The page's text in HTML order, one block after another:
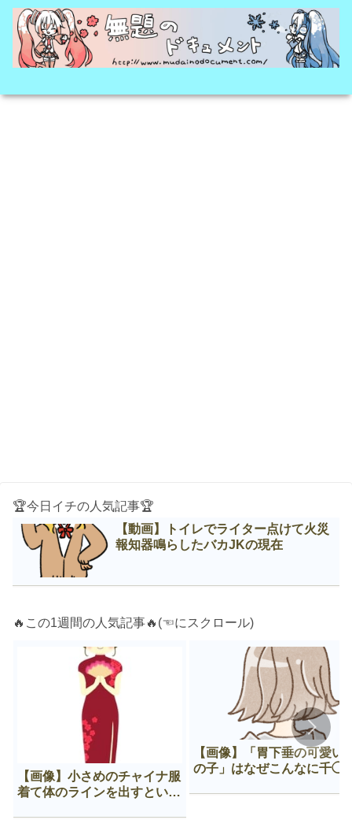
🏆今日イチの人気記事🏆
【動画】トイレでライター点けて火災
報知器鳴らしたバカJKの現在
🔥この1週間の人気記事🔥(☜にスクロール)
【画像】小さめのチャイナ服
着て体のラインを出すという
【画像】「胃下垂の可愛い
の子」はなぜこんなに千◯